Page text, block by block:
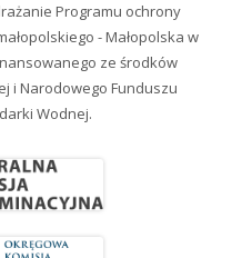
Programu ochrony
- Małopolska w
ze środków
i Narodowego Funduszu
Wodnej.